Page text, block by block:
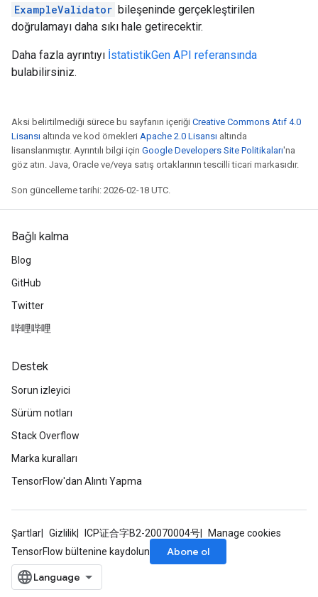
ExampleValidator bileşeninde gerçekleştirilen
doğrulamayı daha sıkı hale getirecektir.
Daha fazla ayrıntıyı İstatistikGen API referansında
bulabilirsiniz.
Aksi belirtilmediği sürece bu sayfanın içeriği Creative Commons Atıf 4.0
Lisansı altında ve kod örnekleri Apache 2.0 Lisansı altında
lisanslanmıştır. Ayrıntılı bilgi için Google Developers Site Politikaları'na
göz atın. Java, Oracle ve/veya satış ortaklarının tescilli ticari markasıdır.
Son güncelleme tarihi: 2026-02-18 UTC.
Bağlı kalma
Blog
GitHub
Twitter
哔哩哔哩
Destek
Sorun izleyici
Sürüm notları
Stack Overflow
Marka kuralları
TensorFlow'dan Alıntı Yapma
Şartlar Gizlilik ICP证合字B2-20070004号
Manage cookies
TensorFlow bültenine kaydolun
Abone ol